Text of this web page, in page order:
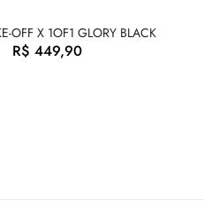
OFF X 1OF1 GLORY BLACK
R$ 449,90